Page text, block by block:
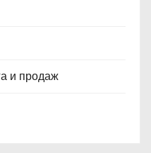
и продаж